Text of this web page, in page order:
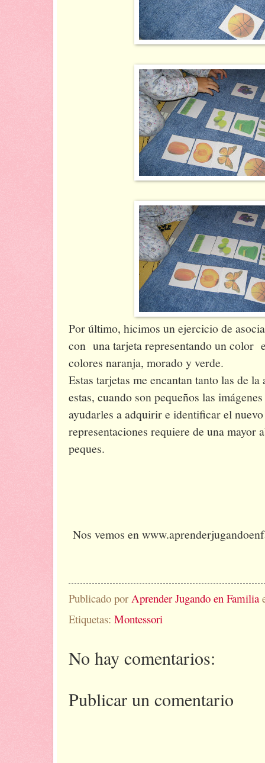
Por último, hicimos un ejercicio de
con una tarjeta representando un color
colores naranja, morado y verde.
Estas tarjetas me encantan tanto las de
estas, cuando son pequeños las
ayudarles a adquirir e identificar el
representaciones requiere de una mayor
peques.
Nos vemos en
Publicado por Aprender Jugando en Familia
Etiquetas: Montessori
No hay comentarios:
Publicar un comentario